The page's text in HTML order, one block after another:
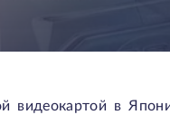
видеокартой в